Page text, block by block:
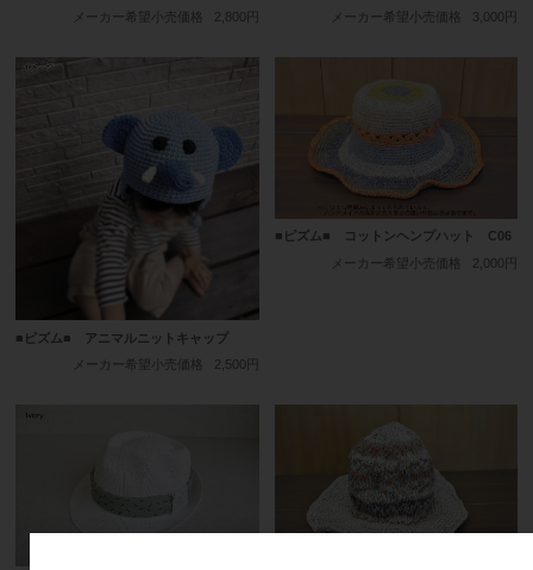
メーカー希望小売価格
2,800円
メーカー希望小売価格
3,000円
■ピズム■ アニマルニットキャップ
メーカー希望小売価格
2,500円
■ピズム■ コットンヘンプハット C06
メーカー希望小売価格
2,000円